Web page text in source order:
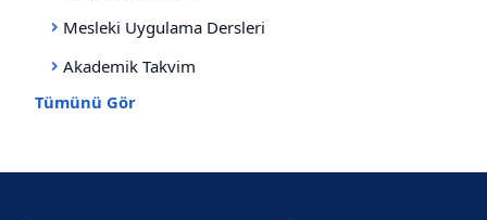
Mesleki Uygulama Dersleri
Akademik Takvim
Tümünü Gör